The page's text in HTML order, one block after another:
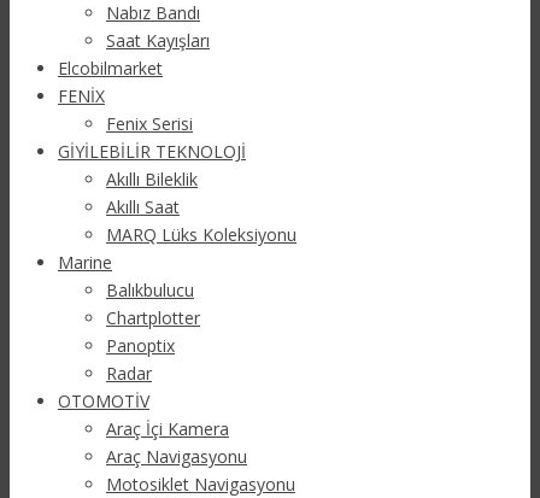
Nabız Bandı
Saat Kayışları
Elcobilmarket
FENİX
Fenix Serisi
GİYİLEBİLİR TEKNOLOJİ
Akıllı Bileklik
Akıllı Saat
MARQ Lüks Koleksiyonu
Marine
Balıkbulucu
Chartplotter
Panoptix
Radar
OTOMOTİV
Araç İçi Kamera
Araç Navigasyonu
Motosiklet Navigasyonu